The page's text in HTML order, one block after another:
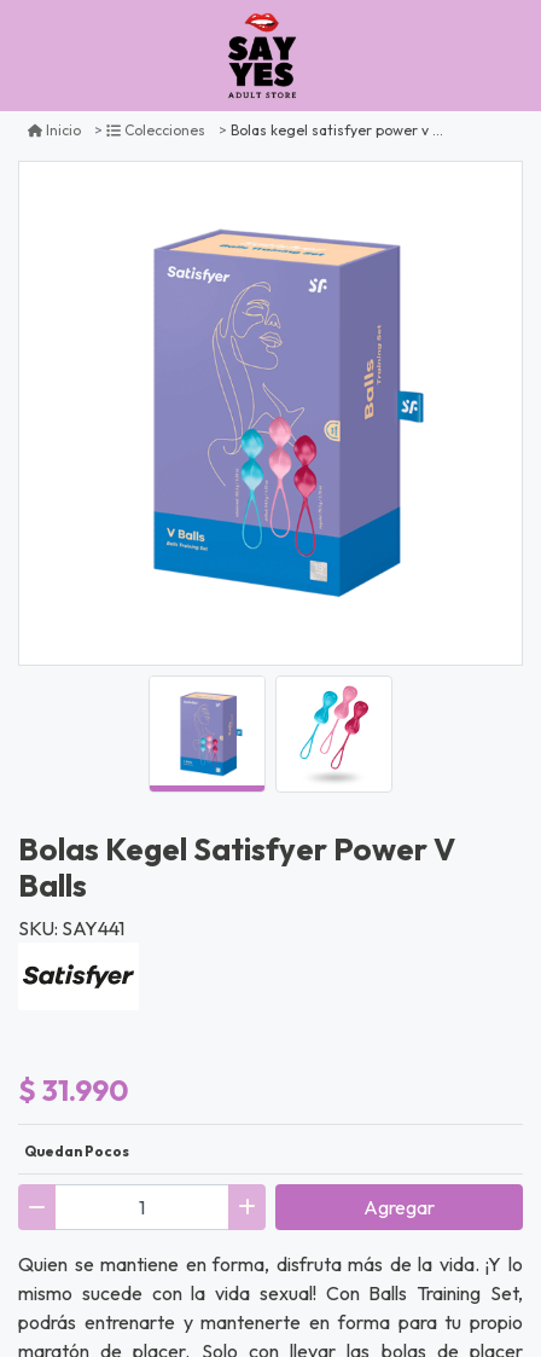
Inicio Colecciones Bolas kegel satisfyer power v balls
Bolas Kegel Satisfyer Power V
Balls
SKU: SAY441
$ 31.990
Quedan Pocos
Agregar
Quien se mantiene en forma, disfruta más de la vida. ¡Y lo
mismo sucede con la vida sexual! Con Balls Training Set,
podrás entrenarte y mantenerte en forma para tu propio
maratón de placer. Solo con llevar las bolas de placer